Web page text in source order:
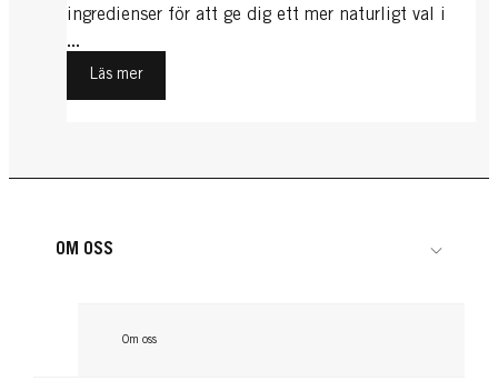
ingredienser för att ge dig ett mer naturligt val i
målinriktad reparation av håret.
...
Läs mer
OM OSS
Om oss